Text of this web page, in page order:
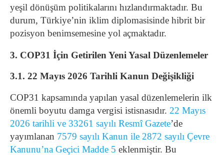
yeşil dönüşüm politikalarını hızlandırmaktadır. Bu
durum, Türkiye’nin iklim diplomasisinde hibrit bir
pozisyon benimsemesine yol açmaktadır.
3. COP31 İçin Getirilen Yeni Yasal Düzenlemeler
3.1. 22 Mayıs 2026 Tarihli Kanun Değişikliği
COP31 kapsamında yapılan yasal düzenlemelerin ilk
önemli boyutu damga vergisi istisnasıdır. 22 Mayıs
2026 tarihli ve 33261 sayılı Resmî Gazete’de
yayımlanan 7579 sayılı Kanun ile 2872 sayılı Çevre
Kanunu’na Geçici Madde 5 eklenmiştir. Bu